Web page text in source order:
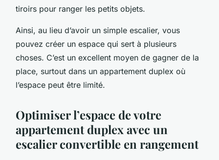
tiroirs pour ranger les petits objets.
Ainsi, au lieu d’avoir un simple escalier, vous
pouvez créer un espace qui sert à plusieurs
choses. C’est un excellent moyen de gagner de la
place, surtout dans un appartement duplex où
l’espace peut être limité.
Optimiser l’espace de votre
appartement duplex avec un
escalier convertible en rangement